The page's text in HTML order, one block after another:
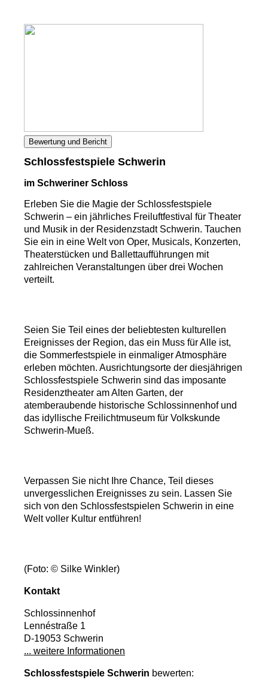
Bewertung und Bericht
Schlossfestspiele Schwerin
im Schweriner Schloss
Erleben Sie die Magie der Schlossfestspiele
Schwerin – ein jährliches Freiluftfestival für Theater
und Musik in der Residenzstadt Schwerin. Tauchen
Sie ein in eine Welt von Oper, Musicals, Konzerten,
Theaterstücken und Ballettaufführungen mit
zahlreichen Veranstaltungen über drei Wochen
verteilt.
Seien Sie Teil eines der beliebtesten kulturellen
Ereignisses der Region, das ein Muss für Alle ist,
die Sommerfestspiele in einmaliger Atmosphäre
erleben möchten. Ausrichtungsorte der diesjährigen
Schlossfestspiele Schwerin sind das imposante
Residenztheater am Alten Garten, der
atemberaubende historische Schlossinnenhof und
das idyllische Freilichtmuseum für Volkskunde
Schwerin-Mueß.
Verpassen Sie nicht Ihre Chance, Teil dieses
unvergesslichen Ereignisses zu sein. Lassen Sie
sich von den Schlossfestspielen Schwerin in eine
Welt voller Kultur entführen!
(Foto: © Silke Winkler)
Kontakt
Schlossinnenhof
Lennéstraße 1
D-19053 Schwerin
... weitere Informationen
Schlossfestspiele Schwerin bewerten: